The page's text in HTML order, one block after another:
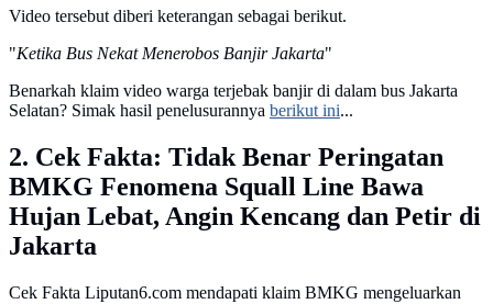
Video tersebut diberi keterangan sebagai berikut.
"Ketika Bus Nekat Menerobos Banjir Jakarta"
Benarkah klaim video warga terjebak banjir di dalam bus Jakarta
Selatan? Simak hasil penelusurannya berikut ini...
2. Cek Fakta: Tidak Benar Peringatan
BMKG Fenomena Squall Line Bawa
Hujan Lebat, Angin Kencang dan Petir di
Jakarta
Cek Fakta Liputan6.com mendapati klaim BMKG mengeluarkan